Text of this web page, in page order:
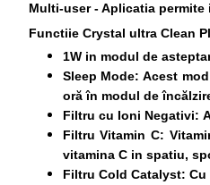
Multi-user - Aplicatia
Functiie Crystal ultra Clean
1W in modul de
Sleep Mode: Acest
oră în modul de
Filtru cu Ioni Negativi:
Filtru Vitamin C:
vitamina C in spatiu,
Filtru Cold Catalyst: Cu